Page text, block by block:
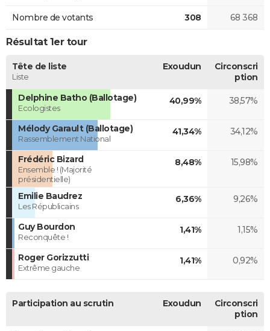
Nombre de votants 308 68 368
Résultat 1er tour
Tête de liste
Liste
Exoudun
Circonscri
ption
Delphine Batho (Ballotage)
Ecologistes
40,99% 38,57%
Mélody Garault (Ballotage)
Rassemblement National
41,34% 34,12%
Frédéric Bizard
Ensemble ! (Majorité
présidentielle)
8,48% 15,98%
Emilie Baudrez
Les Républicains
6,36% 9,26%
Guy Bourdon
Reconquête !
1,41% 1,15%
Roger Gorizzutti
Extrême gauche
1,41% 0,92%
Participation au scrutin Exoudun
Circonscri
ption